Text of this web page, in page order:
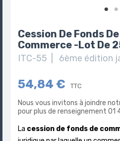
Cession De Fonds De
Commerce -Lot De
ITC-55 | 6ème édition
54,84 € TTC
Nous vous invitons à joindre
pour plus de renseignement 01
La cession de fonds de